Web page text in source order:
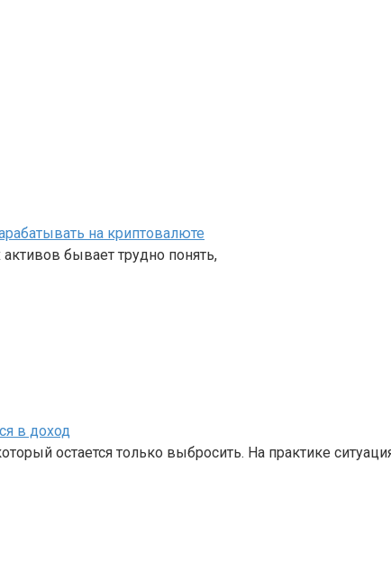
на криптовалюте
бывает трудно понять,
в доход
остается только выбросить. На практике